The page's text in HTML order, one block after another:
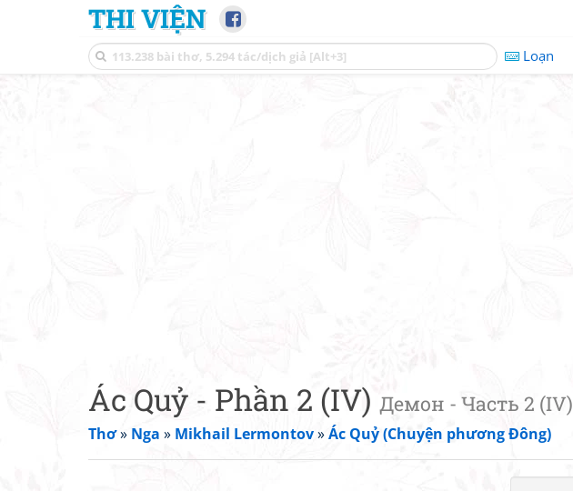
THI VIỆN
Loạn
Ác Quỷ - Phần 2 (IV) Демон - Часть 2 (IV)
Thơ» Nga » Mikhail Lermontov»Ác Quỷ (Chuyện phương Đông)